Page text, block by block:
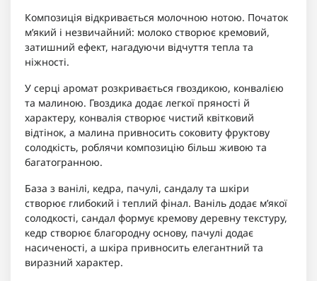
Композиція відкривається молочною нотою. Початок
м’який і незвичайний: молоко створює кремовий,
затишний ефект, нагадуючи відчуття тепла та
ніжності.
У серці аромат розкривається гвоздикою, конвалією
та малиною. Гвоздика додає легкої пряності й
характеру, конвалія створює чистий квітковий
відтінок, а малина привносить соковиту фруктову
солодкість, роблячи композицію більш живою та
багатогранною.
База з ванілі, кедра, пачулі, сандалу та шкіри
створює глибокий і теплий фінал. Ваніль додає м’якої
солодкості, сандал формує кремову деревну текстуру,
кедр створює благородну основу, пачулі додає
насиченості, а шкіра привносить елегантний та
виразний характер.